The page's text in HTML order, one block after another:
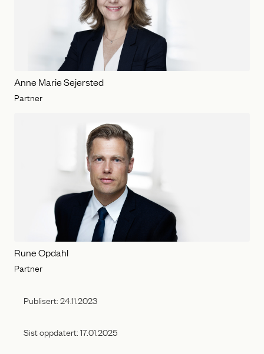
Anne Marie Sejersted
Partner
Rune Opdahl
Partner
Publisert:24.11.2023
Sist oppdatert:17.01.2025